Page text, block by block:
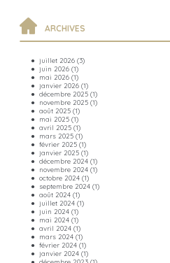
ARCHIVES
juillet 2026 (3)
juin 2026 (1)
mai 2026 (1)
janvier 2026 (1)
décembre 2025 (1)
novembre 2025 (1)
août 2025 (1)
mai 2025 (1)
avril 2025 (1)
mars 2025 (1)
février 2025 (1)
janvier 2025 (1)
décembre 2024 (1)
novembre 2024 (1)
octobre 2024 (1)
septembre 2024 (1)
août 2024 (1)
juillet 2024 (1)
juin 2024 (1)
mai 2024 (1)
avril 2024 (1)
mars 2024 (1)
février 2024 (1)
janvier 2024 (1)